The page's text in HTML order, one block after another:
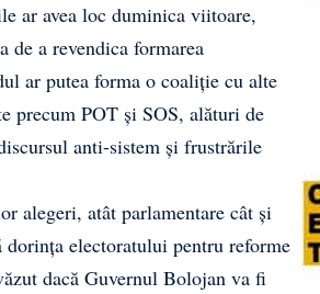
ar avea loc duminica viitoare,
a revendica formarea
ar putea forma o coaliție cu alte
precum POT și SOS, alături de
anti-sistem și frustrările
alegeri, atât parlamentare cât și
dorința electoratului pentru reforme
dacă Guvernul Bolojan va fi